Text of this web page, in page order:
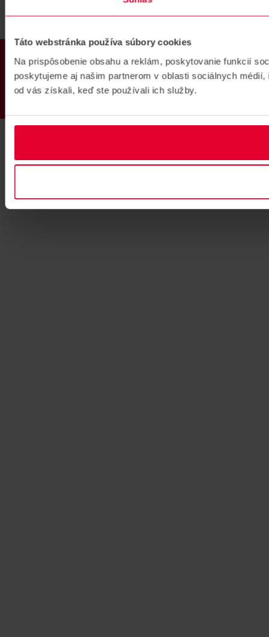
Táto webstránka používa súbory cookies
Na prispôsobenie obsahu a reklám, poskytovanie funkcií
poskytujeme aj našim partnerom v oblasti sociálnych
od vás získali, keď ste používali ich služby.
PRODUKTY